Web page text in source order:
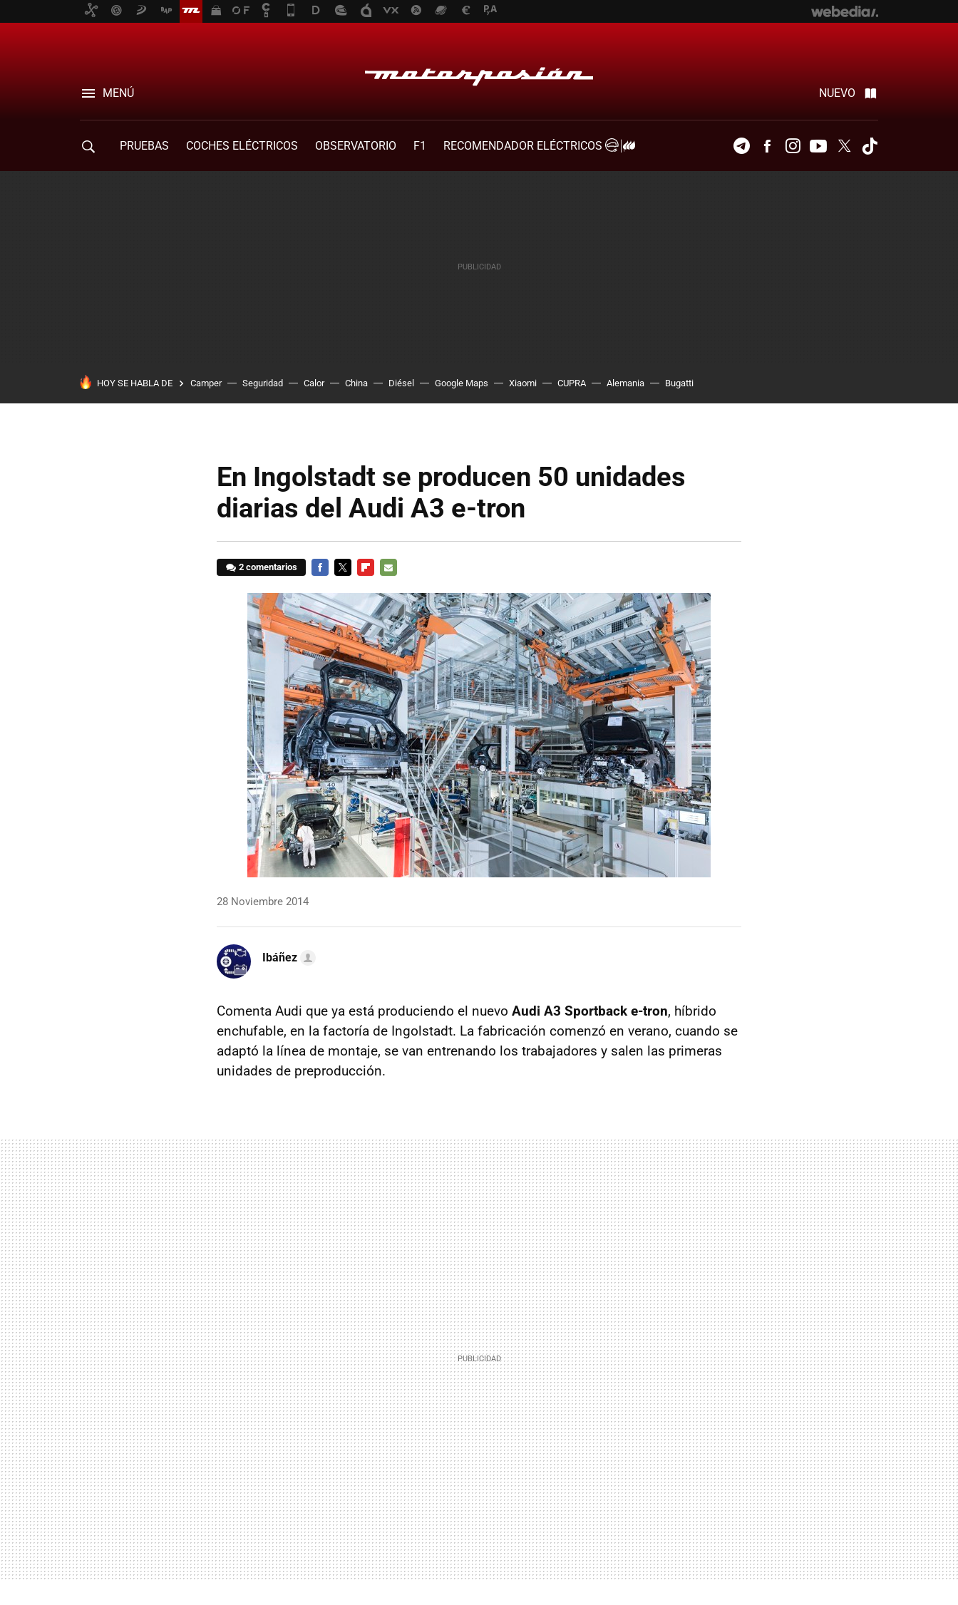
MENÚ NUEVO
PRUEBAS COCHES ELÉCTRICOS OBSERVATORIO F1
RECOMENDADOR ELÉCTRICOS
TelegramFacebookInstagramYoutubeTwitter
HOY SE HABLA DE Camper Seguridad Calor China Diésel Google Maps Xiaomi CUPRA Alemania Bugatti
En Ingolstadt se producen 50 unidades
diarias del Audi A3 e-tron
2 comentarios
MAIL
28 Noviembre 2014
Ibáñez
Comenta Audi que ya está produciendo el nuevo Audi A3 Sportback e-tron, híbrido
enchufable, en la factoría de Ingolstadt. La fabricación comenzó en verano, cuando se
adaptó la línea de montaje, se van entrenando los trabajadores y salen las primeras
unidades de preproducción.